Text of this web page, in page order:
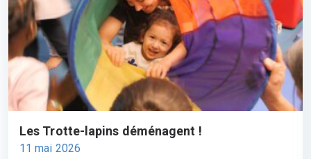
Les Trotte-lapins déménagent !
11 mai 2026